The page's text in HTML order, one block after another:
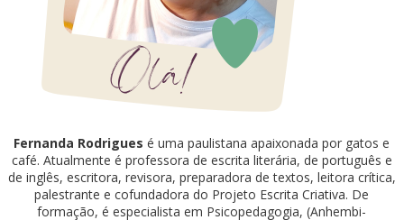
Fernanda Rodrigues é uma paulistana apaixonada por gatos e
café. Atualmente é professora de escrita literária, de português e
de inglês, escritora, revisora, preparadora de textos, leitora crítica,
palestrante e cofundadora do Projeto Escrita Criativa. De
formação, é especialista em Psicopedagogia, (Anhembi-